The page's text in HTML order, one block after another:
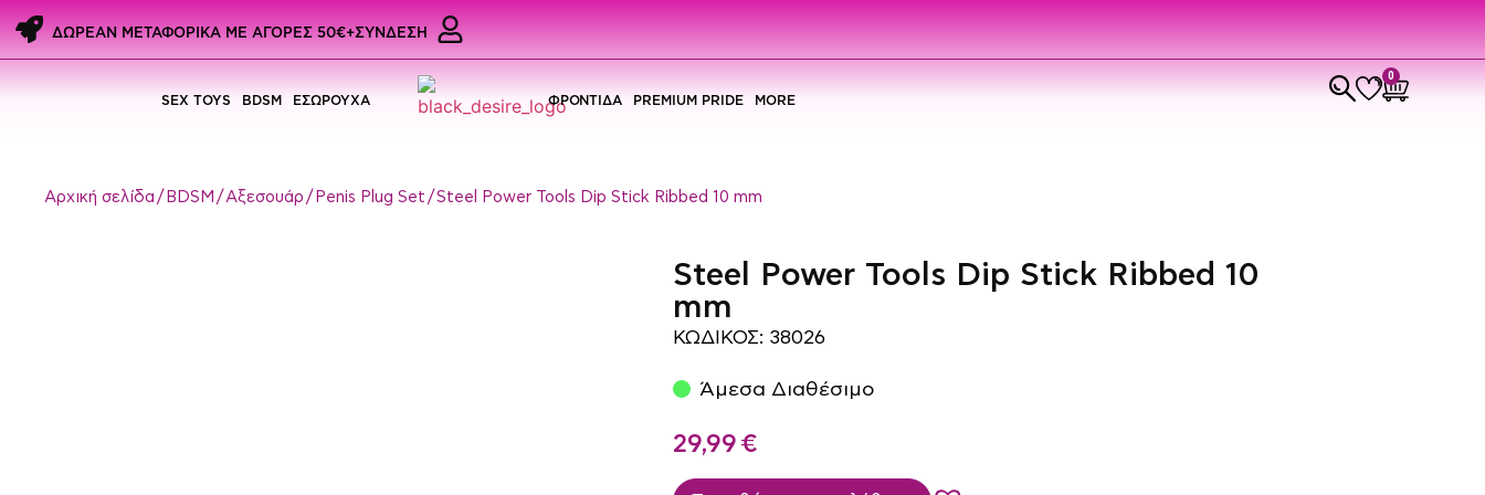
ΔΩΡΕΑΝ ΜΕΤΑΦΟΡΙΚΑ ME ΑΓΟΡΕΣ 50€+ΣΥΝΔΕΣΗ
SEX TOYS BDSM ΕΣΩΡΟΥΧΑ ΦΡΟΝΤΙΔΑ PREMIUM PRIDE MORE
0
Αρχική σελίδα / BDSM /Αξεσουάρ / Penis Plug Set / Steel Power Tools Dip Stick Ribbed 10 mm
Steel Power Tools Dip Stick Ribbed 10
mm
ΚΩΔΙΚΟΣ: 38026
Άμεσα Διαθέσιμο
29,99 €